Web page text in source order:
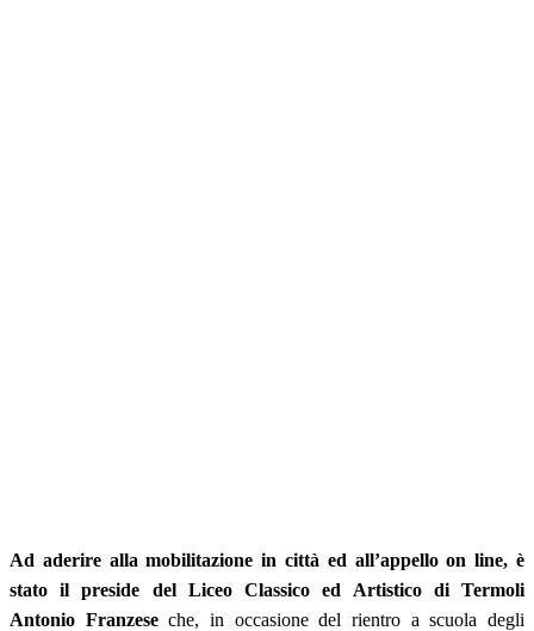
Ad aderire alla mobilitazione in città ed all’appello on line, è
stato il preside del Liceo Classico ed Artistico di Termoli
Antonio Franzeseche, in occasione del rientro a scuola degli